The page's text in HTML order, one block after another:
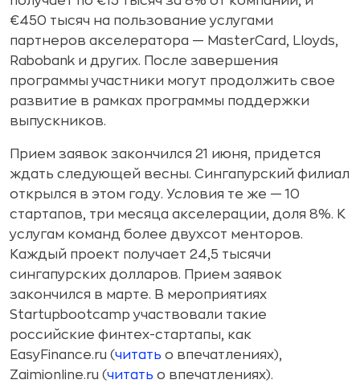
€450 тысяч на пользование услугами
партнеров акселератора — MasterCard, Lloyds,
Rabobank и других. После завершения
программы участники могут продолжить свое
развитие в рамках программы поддержки
выпускников.
Прием заявок закончился 21 июня, придется
ждать следующей весны. Сингапурский филиал
открылся в этом году. Условия те же — 10
стартапов, три месяца акселерации, доля 8%. К
услугам команд более двухсот менторов.
Каждый проект получает 24,5 тысячи
сингапурских долларов. Прием заявок
закончился в марте. В мероприятиях
Startupbootcamp участвовали такие
российские финтех-стартапы, как
EasyFinance.ru (читать о впечатлениях),
Zaimionline.ru (читать о впечатлениях).